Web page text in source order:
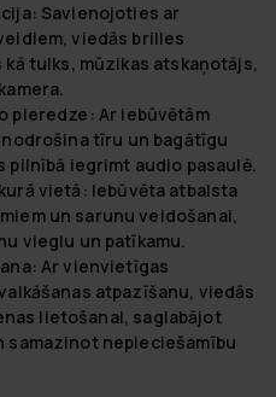
Savienojoties ar
viedās brilles
tulks, mūzikas atskaņotājs,
pieredze: Ar iebūvētām
tīru un bagātīgu
pilnībā iegrimt audio pasaulē.
vietā: Iebūvēta atbalsta
un sarunu veidošanai,
vieglu un patīkamu.
Ar vienvietīgas
atpazīšanu, viedās
lietošanai, saglabājot
nepieciešamību